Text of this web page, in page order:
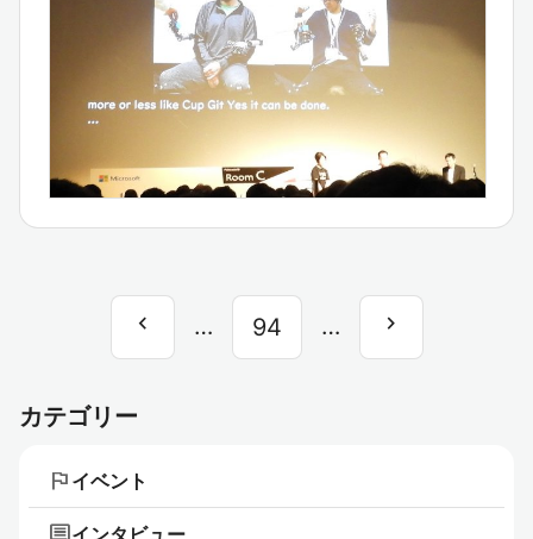
chevron_left … 94 … chevron_right
カテゴリー
flag イベント
インタビュー